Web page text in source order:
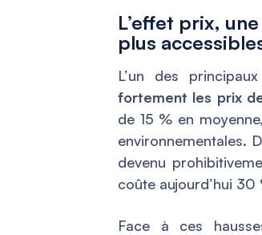
L’effet prix,
plus
L’un des
fortement les prix
de 15 % en
environnementales.
devenu
coûte aujourd’hui 30
Face à ces